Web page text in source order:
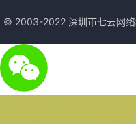
© 2003-2022 深圳市七云网